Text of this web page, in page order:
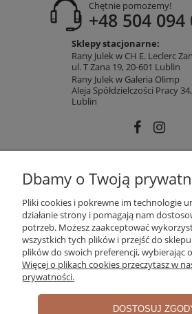
Chętnie pomożemy!
+48 504 094
Sklepy stacjonarne:
Rany Julek w CH E. Leclerc
ul. T Zana 19, 20-601 Lublin
Rany Julek w Galeria Olimp
Aleja Spółdzielczości Pracy
Lublin
INFORMACJE
MOJE KONTO
PŁATNOŚCI I
Dbamy o Twoją
Pliki cookies i pokrewne im technologie
działanie strony i pomagają nam
potrzeb. Możesz zaakceptować
wszystkich tych plików i przejść do
plików do swoich preferencji, wybierając
Więcej o plikach cookies przeczytasz w
prywatności.
DOSTOSUJ